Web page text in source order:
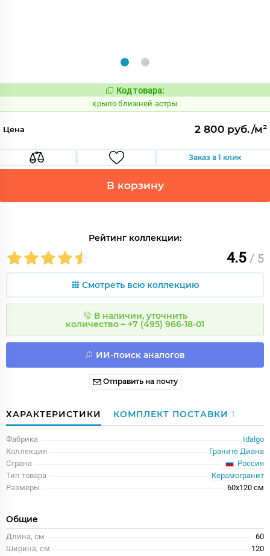
Код:
828831
Код товара:
крыло ближней астры
Цена 2 800 руб./м²
Заказ в 1 клик
В корзину
Рейтинг коллекции:
4.5 / 5
Смотреть всю коллекцию
В наличии, уточнить
количество – +7 (495) 966-18-01
ИИ-поиск аналогов
Отправить на почту
ХАРАКТЕРИСТИКИ КОМПЛЕКТ ПОСТАВКИ 1
Фабрика
Idalgo
Коллекция
Граните Диана
Страна
Россия
Тип товара
Керамогранит
Размеры
60x120 см
Общие
Длина, см
60
Ширина, см
120